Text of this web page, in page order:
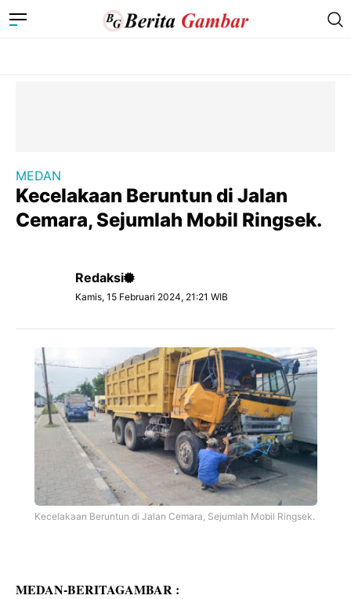
MEDAN
Kecelakaan Beruntun di Jalan
Cemara, Sejumlah Mobil Ringsek.
Redaksi
Kamis, 15 Februari 2024, 21:21 WIB
Kecelakaan Beruntun di Jalan Cemara, Sejumlah Mobil Ringsek.
MEDAN-BERITAGAMBAR :